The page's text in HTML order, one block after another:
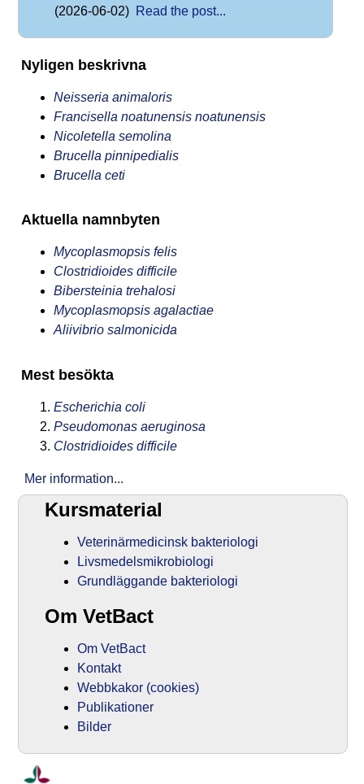
(2026-06-02) Read the post...
Nyligen beskrivna
Neisseria animaloris
Francisella noatunensis noatunensis
Nicoletella semolina
Brucella pinnipedialis
Brucella ceti
Aktuella namnbyten
Mycoplasmopsis felis
Clostridioides difficile
Bibersteinia trehalosi
Mycoplasmopsis agalactiae
Aliivibrio salmonicida
Mest besökta
Escherichia coli
Pseudomonas aeruginosa
Clostridioides difficile
Mer information...
Kursmaterial
Veterinärmedicinsk bakteriologi
Livsmedelsmikrobiologi
Grundläggande bakteriologi
Om VetBact
Om VetBact
Kontakt
Webbkakor (cookies)
Publikationer
Bilder